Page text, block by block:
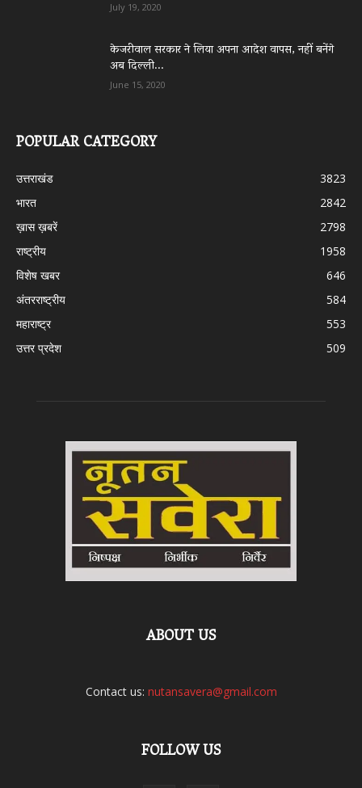
July 19, 2020
केजरीवाल सरकार ने लिया अपना आदेश वापस, नहीं बनेंगे
अब दिल्ली...
June 15, 2020
POPULAR CATEGORY
उत्तराखंड
3823
भारत
2842
ख़ास ख़बरें
2798
राष्ट्रीय
1958
विशेष खबर
646
अंतरराष्ट्रीय
584
महाराष्ट्र
553
उत्तर प्रदेश
509
ABOUT US
Contact us: nutansavera@gmail.com
FOLLOW US